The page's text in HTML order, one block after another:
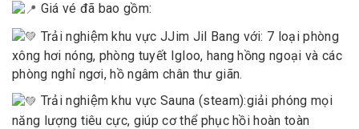
Giá vé đã bao gồm:
Trải nghiệm khu vực JJim Jil Bang với: 7 loại phòng
xông hơi nóng, phòng tuyết Igloo, hang hồng ngoại và các
phòng nghỉ ngơi, hồ ngâm chân thư giãn.
Trải nghiệm khu vực Sauna (steam):giải phóng mọi
năng lượng tiêu cực, giúp cơ thể phục hồi hoàn toàn